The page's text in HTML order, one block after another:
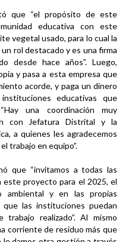
que “el propósito de este
educativa con este
vegetal usado, para lo cual la
rol destacado y es una firma
desde hace años”. Luego,
y pasa a esta empresa que
acorde, y paga un dinero
educativas que
una coordinación muy
con Jefatura Distrital y la
a quienes les agradecemos
trabajo en equipo”.
que “invitamos a todas las
este proyecto para el 2025, el
ambiental y en las propias
las instituciones puedan
realizado”. Al mismo
corriente de residuo más que